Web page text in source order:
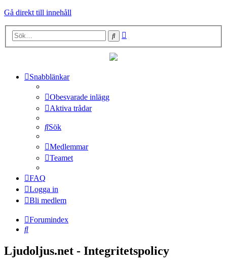
Gå direkt till innehåll
Sök
Snabblänkar
Obesvarade inlägg
Aktiva trådar
Sök
Medlemmar
Teamet
FAQ
Logga in
Bli medlem
Forumindex
Sök
Ljudoljus.net - Integritetspolicy